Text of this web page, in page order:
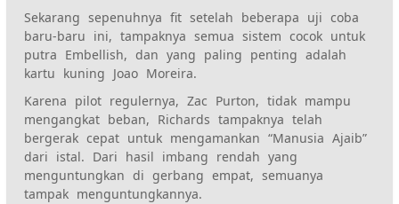
Sekarang sepenuhnya fit setelah beberapa uji coba
baru-baru ini, tampaknya semua sistem cocok untuk
putra Embellish, dan yang paling penting adalah
kartu kuning Joao Moreira.
Karena pilot regulernya, Zac Purton, tidak mampu
mengangkat beban, Richards tampaknya telah
bergerak cepat untuk mengamankan “Manusia Ajaib”
dari istal. Dari hasil imbang rendah yang
menguntungkan di gerbang empat, semuanya
tampak menguntungkannya.